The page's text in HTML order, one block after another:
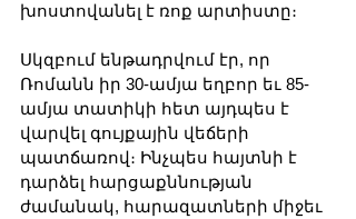
խոստովանել է ռոք արտիստը։
Սկզբում ենթադրվում էր, որ
Ռոմանն իր 30-ամյա եղբոր եւ 85-
ամյա տատիկի հետ այդպես է
վարվել գույքային վեճերի
պատճառով։ Ինչպես հայտնի է
դարձել հարցաքննության
ժամանակ, հարազատների միջեւ